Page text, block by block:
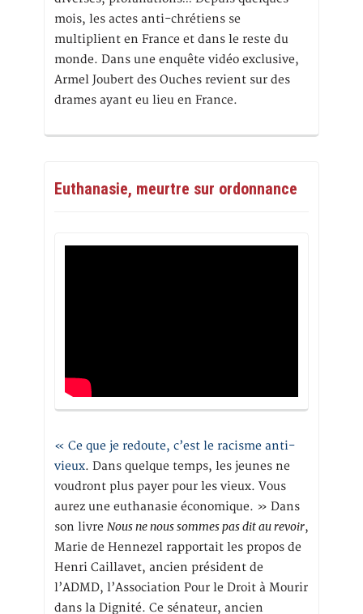
mois, les actes anti-chrétiens se
multiplient en France et dans le reste du
monde. Dans une enquête vidéo exclusive,
Armel Joubert des Ouches revient sur des
drames ayant eu lieu en France.
Euthanasie, meurtre sur ordonnance
« Ce que je redoute, c’est le racisme anti-
vieux. Dans quelque temps, les jeunes ne
voudront plus payer pour les vieux. Vous
aurez une euthanasie économique. » Dans
son livre Nous ne nous sommes pas dit au revoir,
Marie de Hennezel rapportait les propos de
Henri Caillavet, ancien président de
l’ADMD, l’Association Pour le Droit à Mourir
dans la Dignité. Ce sénateur, ancien